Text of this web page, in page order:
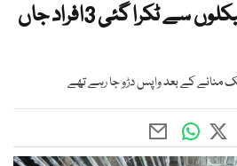
سجاول کار 2موٹر سائیکلوں سے ٹکرا گئی 3افراد جاں
منانے کے بعد واپس دڑو جا رہے تھے